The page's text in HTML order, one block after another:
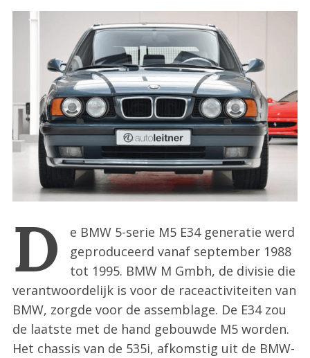
o
:
D
e BMW 5-serie M5 E34 generatie werd
geproduceerd vanaf september 1988
tot 1995. BMW M Gmbh, de divisie die
verantwoordelijk is voor de raceactiviteiten van
BMW, zorgde voor de assemblage. De E34 zou
de laatste met de hand gebouwde M5 worden.
Het chassis van de 535i, afkomstig uit de BMW-